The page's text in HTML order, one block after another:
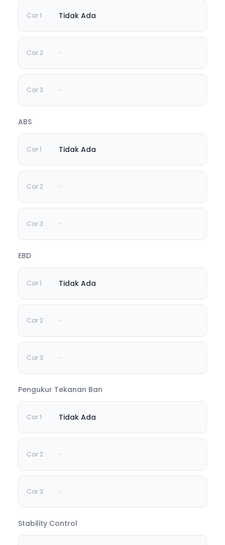
Tidak Ada
-
-
ABS
Tidak Ada
-
-
EBD
Tidak Ada
-
-
Pengukur Tekanan Ban
Tidak Ada
-
-
Stability Control